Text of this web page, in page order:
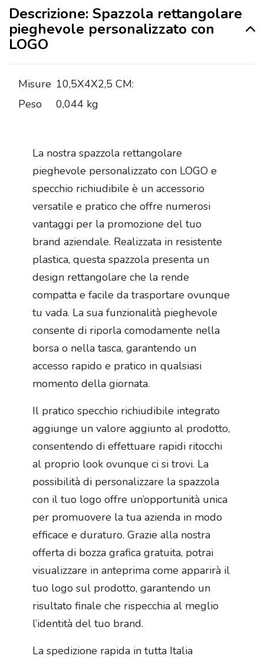
Descrizione: Spazzola rettangolare
pieghevole personalizzato con
LOGO
Misure 10,5X4X2,5 CM:
Peso
0,044 kg
La nostra spazzola rettangolare
pieghevole personalizzato con LOGO e
specchio richiudibile è un accessorio
versatile e pratico che offre numerosi
vantaggi per la promozione del tuo
brand aziendale. Realizzata in resistente
plastica, questa spazzola presenta un
design rettangolare che la rende
compatta e facile da trasportare ovunque
tu vada. La sua funzionalità pieghevole
consente di riporla comodamente nella
borsa o nella tasca, garantendo un
accesso rapido e pratico in qualsiasi
momento della giornata.
Il pratico specchio richiudibile integrato
aggiunge un valore aggiunto al prodotto,
consentendo di effettuare rapidi ritocchi
al proprio look ovunque ci si trovi. La
possibilità di personalizzare la spazzola
con il tuo logo offre un’opportunità unica
per promuovere la tua azienda in modo
efficace e duraturo. Grazie alla nostra
offerta di bozza grafica gratuita, potrai
visualizzare in anteprima come apparirà il
tuo logo sul prodotto, garantendo un
risultato finale che rispecchia al meglio
l’identità del tuo brand.
La spedizione rapida in tutta Italia